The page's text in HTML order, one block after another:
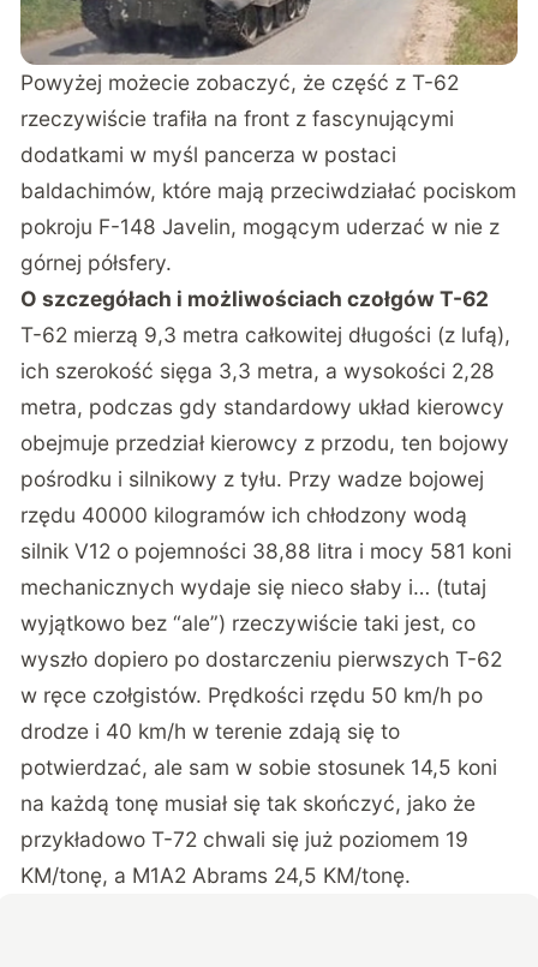
Powyżej możecie zobaczyć, że część z T-62
rzeczywiście trafiła na front z fascynującymi
dodatkami w myśl pancerza w postaci
baldachimów, które mają przeciwdziałać pociskom
pokroju F-148 Javelin, mogącym uderzać w nie z
górnej półsfery.
O szczegółach i możliwościach czołgów T-62
T-62 mierzą 9,3 metra całkowitej długości (z lufą),
ich szerokość sięga 3,3 metra, a wysokości 2,28
metra, podczas gdy standardowy układ kierowcy
obejmuje przedział kierowcy z przodu, ten bojowy
pośrodku i silnikowy z tyłu. Przy wadze bojowej
rzędu 40000 kilogramów ich chłodzony wodą
silnik V12 o pojemności 38,88 litra i mocy 581 koni
mechanicznych wydaje się nieco słaby i… (tutaj
wyjątkowo bez “ale”) rzeczywiście taki jest, co
wyszło dopiero po dostarczeniu pierwszych T-62
w ręce czołgistów. Prędkości rzędu 50 km/h po
drodze i 40 km/h w terenie zdają się to
potwierdzać, ale sam w sobie stosunek 14,5 koni
na każdą tonę musiał się tak skończyć, jako że
przykładowo T-72 chwali się już poziomem 19
KM/tonę, a M1A2 Abrams 24,5 KM/tonę.